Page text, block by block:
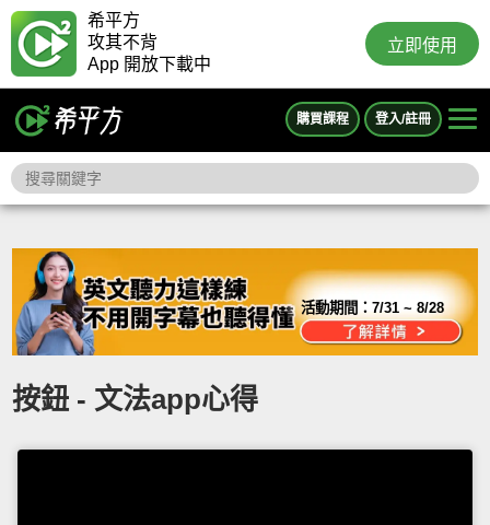
希平方
攻其不背
App 開放下載中
立即使用
購買課程 登入/註冊
活動期間：7/31 ~ 8/28
按鈕 - 文法app心得